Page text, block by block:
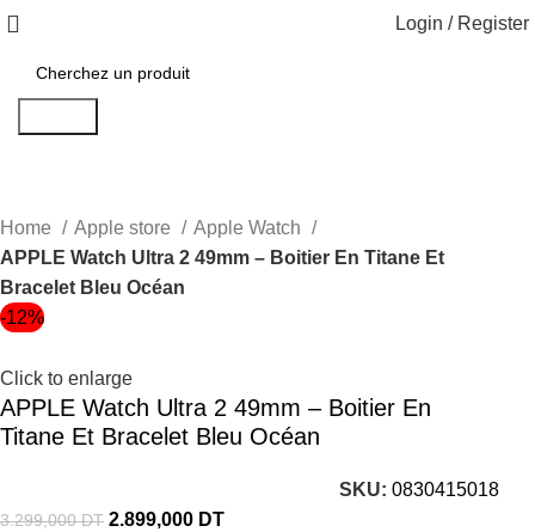
Login / Register
Home Apple store
Apple Watch
APPLE Watch Ultra 2 49mm – Boitier En Titane Et
Bracelet Bleu Océan
-12%
Click to enlarge
APPLE Watch Ultra 2 49mm – Boitier En
Titane Et Bracelet Bleu Océan
SKU:0830415018
3.299,000DT 2.899,000 DT